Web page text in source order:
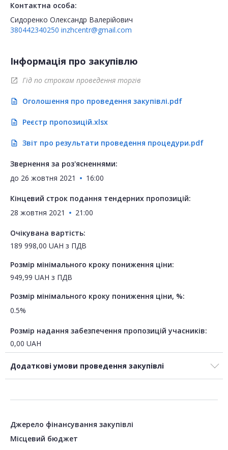
Контактна особа:
Сидоренко Олександр Валерійович
380442340250 inzhcentr@gmail.com
Інформація про закупівлю
open_in_new Гід по строкам проведення торгів
description Оголошення про проведення закупівлі.pdf
description Реєстр пропозицій.xlsx
description Звіт про результати проведення процедури.pdf
Звернення за роз'ясненнями:
до 26 жовтня 2021 16:00
Кінцевий строк подання тендерних пропозицій:
28 жовтня 2021
21:00
Очікувана вартість:
189 998,00 UAH з ПДВ
Розмір мінімального кроку пониження ціни:
949,99 UAH з ПДВ
Розмір мінімального кроку пониження ціни, %:
0.5%
Розмір надання забезпечення пропозицій учасників:
0,00 UAH
Додаткові умови проведення закупівлі
Джерело фінансування закупівлі
Місцевий бюджет